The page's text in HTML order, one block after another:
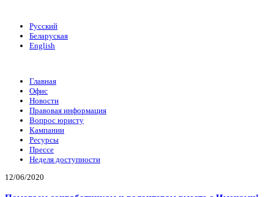
Русский
Беларуская
English
Главная
Офис
Новости
Правовая информация
Вопрос юристу
Кампании
Ресурсы
Прессе
Неделя доступности
12/06/2020